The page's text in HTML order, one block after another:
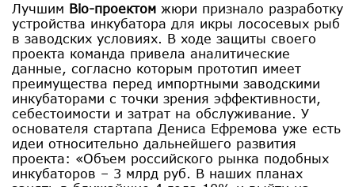
Лучшим Bio-проектом жюри признало разработку
устройства инкубатора для икры лососевых рыб
в заводских условиях. В ходе защиты своего
проекта команда привела аналитические
данные, согласно которым прототип имеет
преимущества перед импортными заводскими
инкубаторами с точки зрения эффективности,
себестоимости и затрат на обслуживание. У
основателя стартапа Дениса Ефремова уже есть
идеи относительно дальнейшего развития
проекта: «Объем российского рынка подобных
инкубаторов – 3 млрд руб. В наших планах